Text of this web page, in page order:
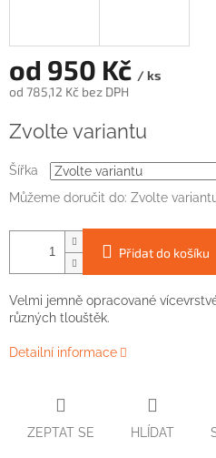
od 950 Kč / ks
od 785,12 Kč bez DPH
cena:
Zvolte variantu
Šířka
Můžeme doručit do: Zvolte
Přidat do košíku
Velmi jemně opracované
různých tlouštěk.
Detailní informace
ZEPTAT SE HLÍDAT